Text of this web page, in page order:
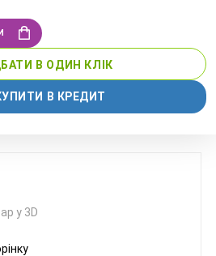
В ОДИН КЛІК
В КРЕДИТ
у 3D